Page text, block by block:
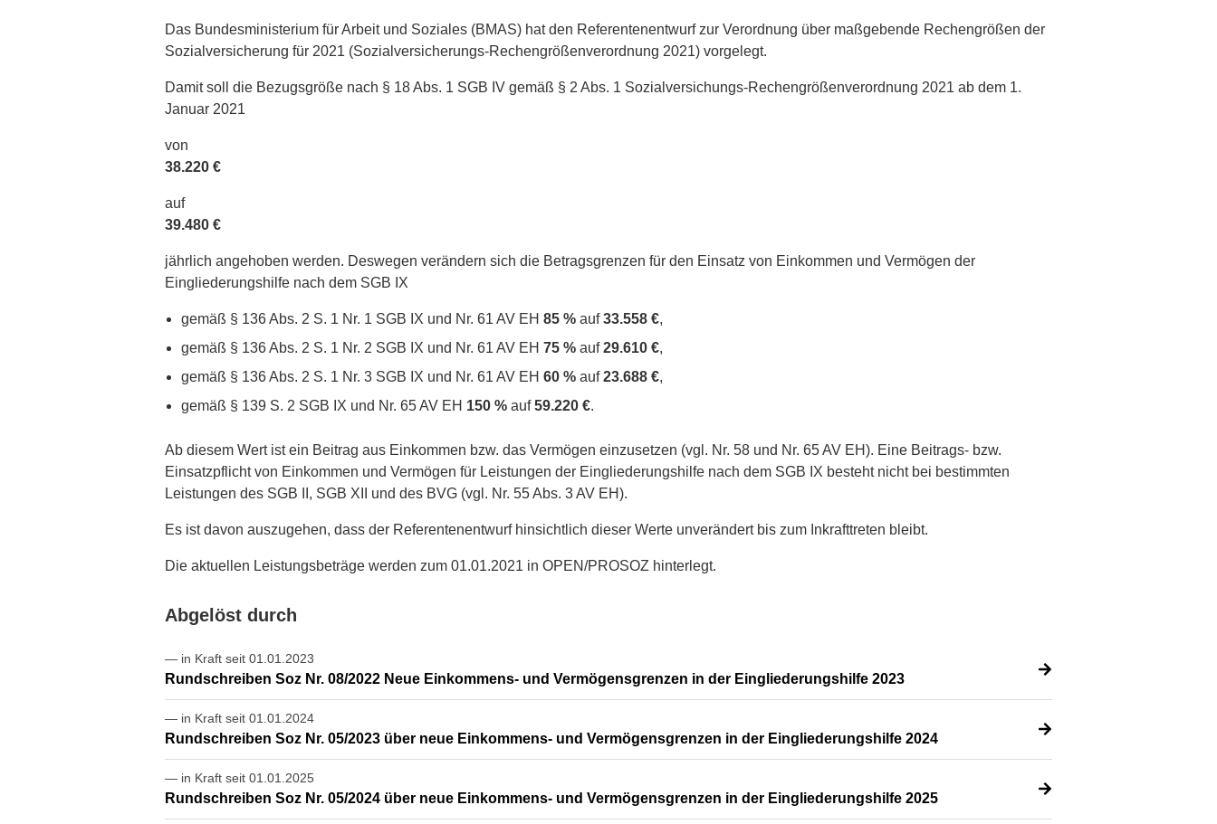
Das Bundesministerium für Arbeit und Soziales (BMAS) hat den Referentenentwurf zur Verordnung über maßgebende Rechengrößen der
Sozialversicherung für 2021 (Sozialversicherungs-Rechengrößenverordnung 2021) vorgelegt.
Damit soll die Bezugsgröße nach § 18 Abs. 1 SGB IV gemäß § 2 Abs. 1 Sozialversichungs-Rechengrößenverordnung 2021 ab dem 1.
Januar 2021
von
38.220 €
auf
39.480 €
jährlich angehoben werden. Deswegen verändern sich die Betragsgrenzen für den Einsatz von Einkommen und Vermögen der
Eingliederungshilfe nach dem SGB IX
gemäß § 136 Abs. 2 S. 1 Nr. 1 SGB IX und Nr. 61 AV EH 85 %auf33.558 €,
gemäß § 136 Abs. 2 S. 1 Nr. 2 SGB IX und Nr. 61 AV EH 75 %auf29.610 €,
gemäß § 136 Abs. 2 S. 1 Nr. 3 SGB IX und Nr. 61 AV EH 60 %auf23.688 €,
gemäß § 139 S. 2 SGB IX und Nr. 65 AV EH 150 %auf59.220 €.
Ab diesem Wert ist ein Beitrag aus Einkommen bzw. das Vermögen einzusetzen (vgl. Nr. 58 und Nr. 65 AV EH). Eine Beitrags- bzw.
Einsatzpflicht von Einkommen und Vermögen für Leistungen der Eingliederungshilfe nach dem SGB IX besteht nicht bei bestimmten
Leistungen des SGB II, SGB XII und des BVG (vgl. Nr. 55 Abs. 3 AV EH).
Es ist davon auszugehen, dass der Referentenentwurf hinsichtlich dieser Werte unverändert bis zum Inkrafttreten bleibt.
Die aktuellen Leistungsbeträge werden zum 01.01.2021 in OPEN/PROSOZ hinterlegt.
Abgelöst durch
— in Kraft seit 01.01.2023
Rundschreiben Soz Nr. 08/2022 Neue Einkommens- und Vermögensgrenzen in der Eingliederungshilfe 2023
— in Kraft seit 01.01.2024
Rundschreiben Soz Nr. 05/2023 über neue Einkommens- und Vermögensgrenzen in der Eingliederungshilfe 2024
— in Kraft seit 01.01.2025
Rundschreiben Soz Nr. 05/2024 über neue Einkommens- und Vermögensgrenzen in der Eingliederungshilfe 2025